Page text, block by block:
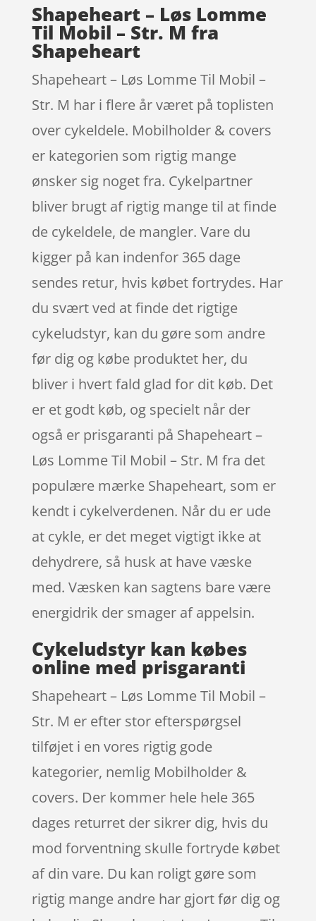
Shapeheart – Løs Lomme
Til Mobil – Str. M fra
Shapeheart
Shapeheart – Løs Lomme Til Mobil –
Str. M har i flere år været på toplisten
over cykeldele. Mobilholder & covers
er kategorien som rigtig mange
ønsker sig noget fra. Cykelpartner
bliver brugt af rigtig mange til at finde
de cykeldele, de mangler. Vare du
kigger på kan indenfor 365 dage
sendes retur, hvis købet fortrydes. Har
du svært ved at finde det rigtige
cykeludstyr, kan du gøre som andre
før dig og købe produktet her, du
bliver i hvert fald glad for dit køb. Det
er et godt køb, og specielt når der
også er prisgaranti på Shapeheart –
Løs Lomme Til Mobil – Str. M fra det
populære mærke Shapeheart, som er
kendt i cykelverdenen. Når du er ude
at cykle, er det meget vigtigt ikke at
dehydrere, så husk at have væske
med. Væsken kan sagtens bare være
energidrik der smager af appelsin.
Cykeludstyr kan købes
online med prisgaranti
Shapeheart – Løs Lomme Til Mobil –
Str. M er efter stor efterspørgsel
tilføjet i en vores rigtig gode
kategorier, nemlig Mobilholder &
covers. Der kommer hele hele 365
dages returret der sikrer dig, hvis du
mod forventning skulle fortryde købet
af din vare. Du kan roligt gøre som
rigtig mange andre har gjort før dig og